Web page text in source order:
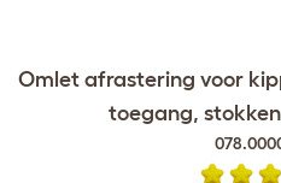
Omlet afrastering voor
toegang,